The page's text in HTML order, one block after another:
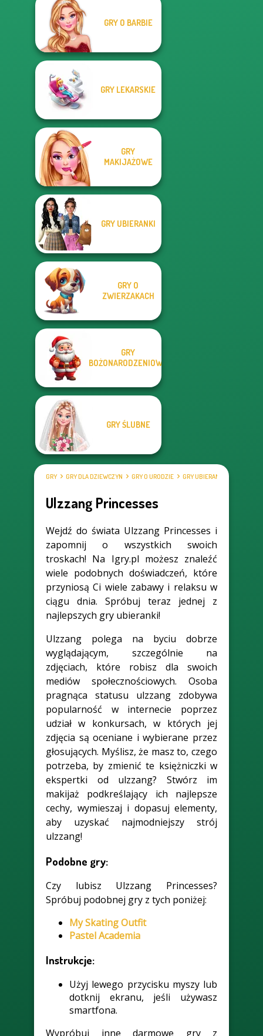
GRY O BARBIE
GRY LEKARSKIE
GRY
MAKIJAŻOWE
GRY UBIERANKI
GRY O
ZWIERZAKACH
GRY
BOŻONARODZENIOWE
GRY ŚLUBNE
GRY GRY DLA DZIEWCZYN GRY O URODZIE GRY UBIERANKI
Ulzzang Princesses
Wejdź do świata Ulzzang Princesses i
zapomnij o wszystkich swoich
troskach! Na Igry.pl możesz znaleźć
wiele podobnych doświadczeń, które
przyniosą Ci wiele zabawy i relaksu w
ciągu dnia. Spróbuj teraz jednej z
najlepszych gry ubieranki!
Ulzzang polega na byciu dobrze
wyglądającym, szczególnie na
zdjęciach, które robisz dla swoich
mediów społecznościowych. Osoba
pragnąca statusu ulzzang zdobywa
popularność w internecie poprzez
udział w konkursach, w których jej
zdjęcia są oceniane i wybierane przez
głosujących. Myślisz, że masz to, czego
potrzeba, by zmienić te księżniczki w
ekspertki od ulzzang? Stwórz im
makijaż podkreślający ich najlepsze
cechy, wymieszaj i dopasuj elementy,
aby uzyskać najmodniejszy strój
ulzzang!
Podobne gry:
Czy lubisz Ulzzang Princesses?
Spróbuj podobnej gry z tych poniżej:
My Skating Outfit
Pastel Academia
Instrukcje:
Użyj lewego przycisku myszy lub
dotknij ekranu, jeśli używasz
smartfona.
Wypróbuj inne darmowe gry z